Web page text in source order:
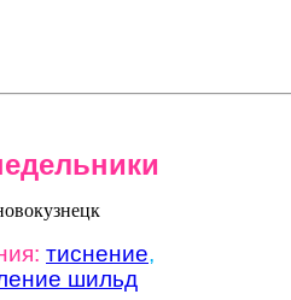
тиснение,
шильд